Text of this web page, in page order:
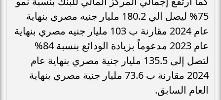
75% ليصل الي 180.2 مليار جنيه مصري بنهاية
عام 2024 مقارنة ب 103 مليار جنيه مصري بنهاية
عام 2023 مدعوماً بزيادة الودائع بنسبة 84%
لتصل إلى 135.5 مليار جنية مصري بنهاية عام
2024 مقارنة ب 73.6 مليار جنية مصري بنهاية
العام السابق.